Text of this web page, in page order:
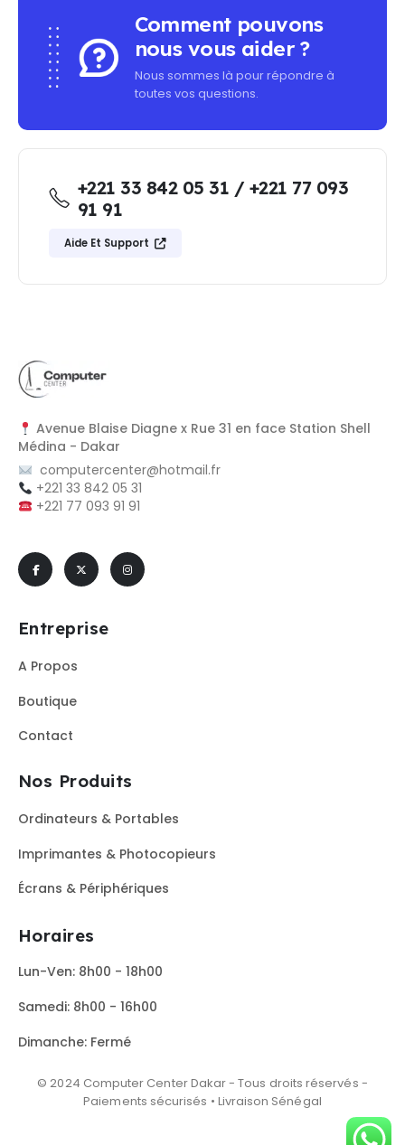
Comment pouvons
nous vous aider ?
Nous sommes là pour répondre à
toutes vos questions.
+221 33 842 05 31 / +221 77 093
91 91
Aide Et Support
Avenue Blaise Diagne x Rue 31 en face Station Shell
Médina - Dakar
computercenter@hotmail.fr
+221 33 842 05 31
+221 77 093 91 91
Entreprise
A Propos
Boutique
Contact
Nos Produits
Ordinateurs & Portables
Imprimantes & Photocopieurs
Écrans & Périphériques
Horaires
Lun-Ven: 8h00 - 18h00
Samedi: 8h00 - 16h00
Dimanche: Fermé
© 2024 Computer Center Dakar - Tous droits réservés -
Paiements sécurisés • Livraison Sénégal